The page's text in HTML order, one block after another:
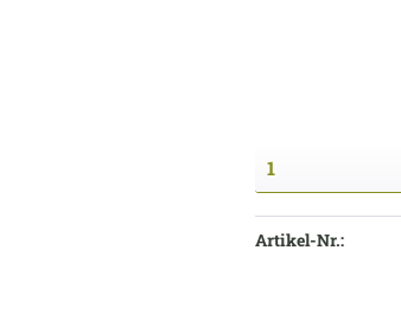
Artikel-Nr.: